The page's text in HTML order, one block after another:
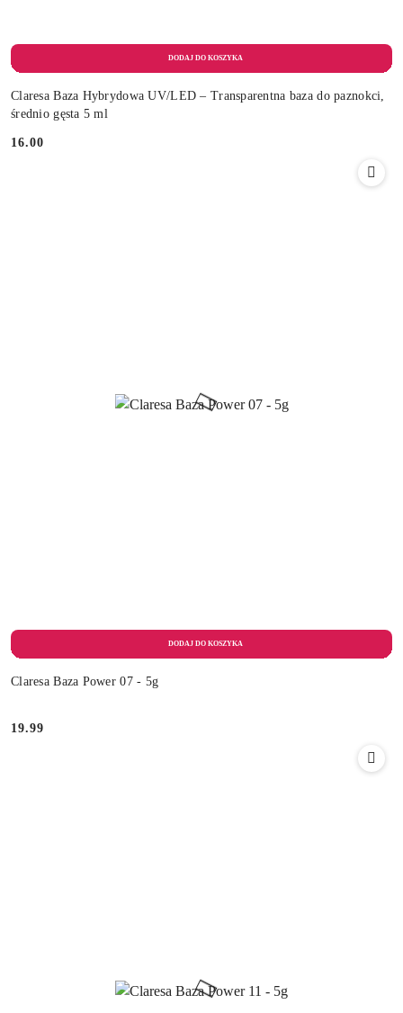
Claresa Baza Hybrydowa UV/LED – Transparentna baza do paznokci,
średnio gęsta 5 ml
Cena:
16.00
Claresa Baza Power 07 - 5g
Cena:
19.99